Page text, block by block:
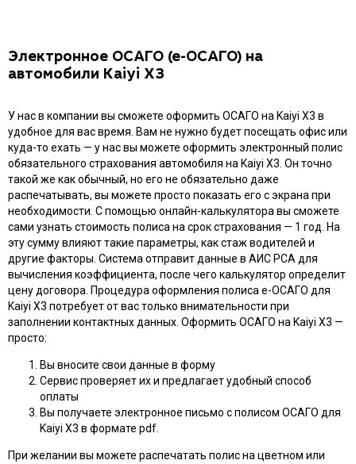
Электронное ОСАГО (е-ОСАГО) на
автомобили Kaiyi X3
У нас в компании вы сможете оформить ОСАГО на Kaiyi X3 в
удобное для вас время. Вам не нужно будет посещать офис или
куда-то ехать — у нас вы можете оформить электронный полис
обязательного страхования автомобиля на Kaiyi X3. Он точно
такой же как обычный, но его не обязательно даже
распечатывать, вы можете просто показать его с экрана при
необходимости. С помощью онлайн-калькулятора вы сможете
сами узнать стоимость полиса на срок страхования — 1 год. На
эту сумму влияют такие параметры, как стаж водителей и
другие факторы. Система отправит данные в АИС РСА для
вычисления коэффициента, после чего калькулятор определит
цену договора. Процедура оформления полиса e-ОСАГО для
Kaiyi X3 потребует от вас только внимательности при
заполнении контактных данных. Оформить ОСАГО на Kaiyi X3 —
просто:
Вы вносите свои данные в форму
Сервис проверяет их и предлагает удобный способ
оплаты
Вы получаете электронное письмо с полисом ОСАГО для
Kaiyi X3 в формате pdf.
При желании вы можете распечатать полис на цветном или